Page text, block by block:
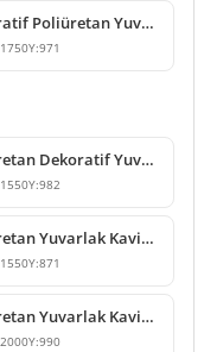
Dekoratif Poliüretan Yuvarlak Kavis Kemer Tasarımı
1750Y:971
Poliüretan Dekoratif Yuvarlak Kemer Modeli
1550Y:982
Poliüretan Yuvarlak Kavis Kemer Modelleri
1550Y:871
Poliüretan Yuvarlak Kavis Kemer ve Geçiş Sövesi Modelleri
2000Y:990